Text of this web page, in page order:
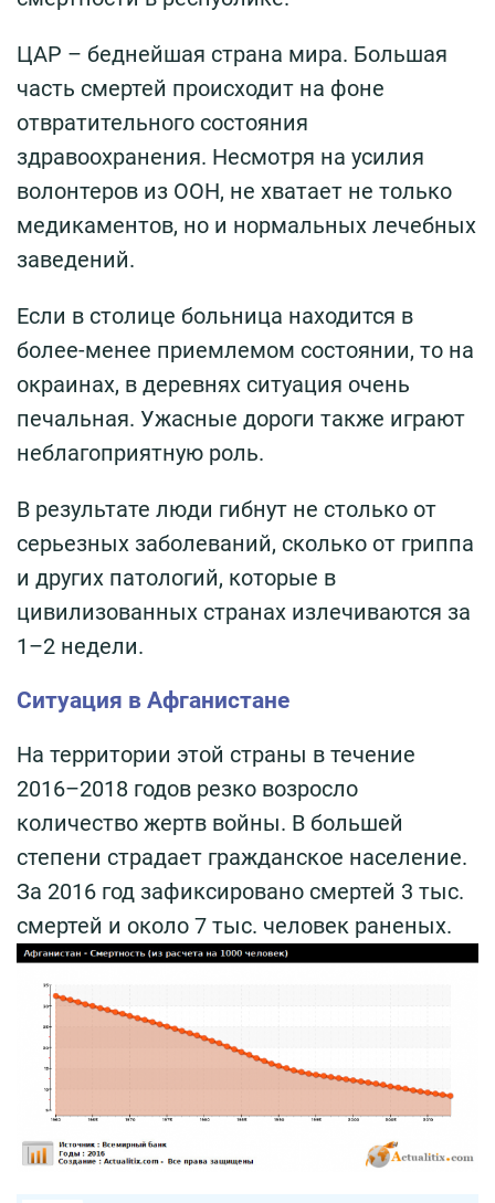
ЦАР – беднейшая страна мира. Большая
часть смертей происходит на фоне
отвратительного состояния
здравоохранения. Несмотря на усилия
волонтеров из ООН, не хватает не только
медикаментов, но и нормальных лечебных
заведений.
Если в столице больница находится в
более-менее приемлемом состоянии, то на
окраинах, в деревнях ситуация очень
печальная. Ужасные дороги также играют
неблагоприятную роль.
В результате люди гибнут не столько от
серьезных заболеваний, сколько от гриппа
и других патологий, которые в
цивилизованных странах излечиваются за
1–2 недели.
Ситуация в Афганистане
На территории этой страны в течение
2016–2018 годов резко возросло
количество жертв войны. В большей
степени страдает гражданское население.
За 2016 год зафиксировано смертей 3 тыс.
смертей и около 7 тыс. человек раненых.